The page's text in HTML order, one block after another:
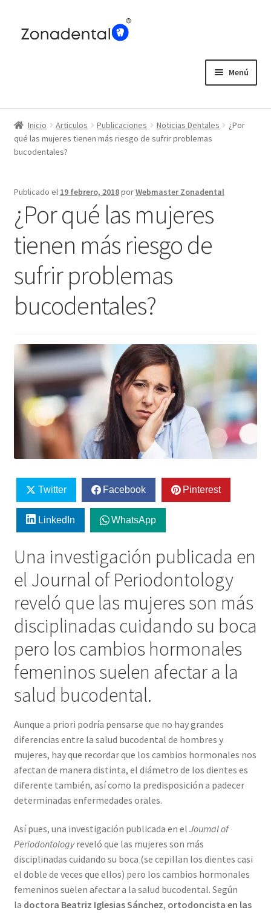
Menú
Blog
Inicio Articulos Publicaciones Noticias Dentales
¿Por
qué las mujeres tienen más riesgo de sufrir problemas
bucodentales?
Publicado el 19 febrero, 2018porWebmaster Zonadental
¿Por qué las mujeres
tienen más riesgo de
sufrir problemas
bucodentales?
Twitter Facebook Pinterest
LinkedIn WhatsApp
Una investigación publicada en
el Journal of Periodontology
reveló que las mujeres son más
disciplinadas cuidando su boca
pero los cambios hormonales
femeninos suelen afectar a la
salud bucodental.
Aunque a priori podría pensarse que no hay grandes
diferencias entre la salud bucodental de hombres y
mujeres, hay que recordar que los cambios hormonales nos
afectan de manera distinta, el diámetro de los dientes es
diferente también, así como la predisposición a padecer
determinadas enfermedades orales.
Así pues, una investigación publicada en el Journal of
Periodontologyreveló que las mujeres son más
disciplinadas cuidando su boca (se cepillan los dientes casi
el doble de veces que ellos) pero los cambios hormonales
femeninos suelen afectar a la salud bucodental. Según
la doctora Beatriz Iglesias Sánchez, ortodoncista en las